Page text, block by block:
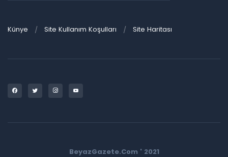
Künye Site Kullanım Koşulları Site Haritası
BeyazGazete.Com ' 2021